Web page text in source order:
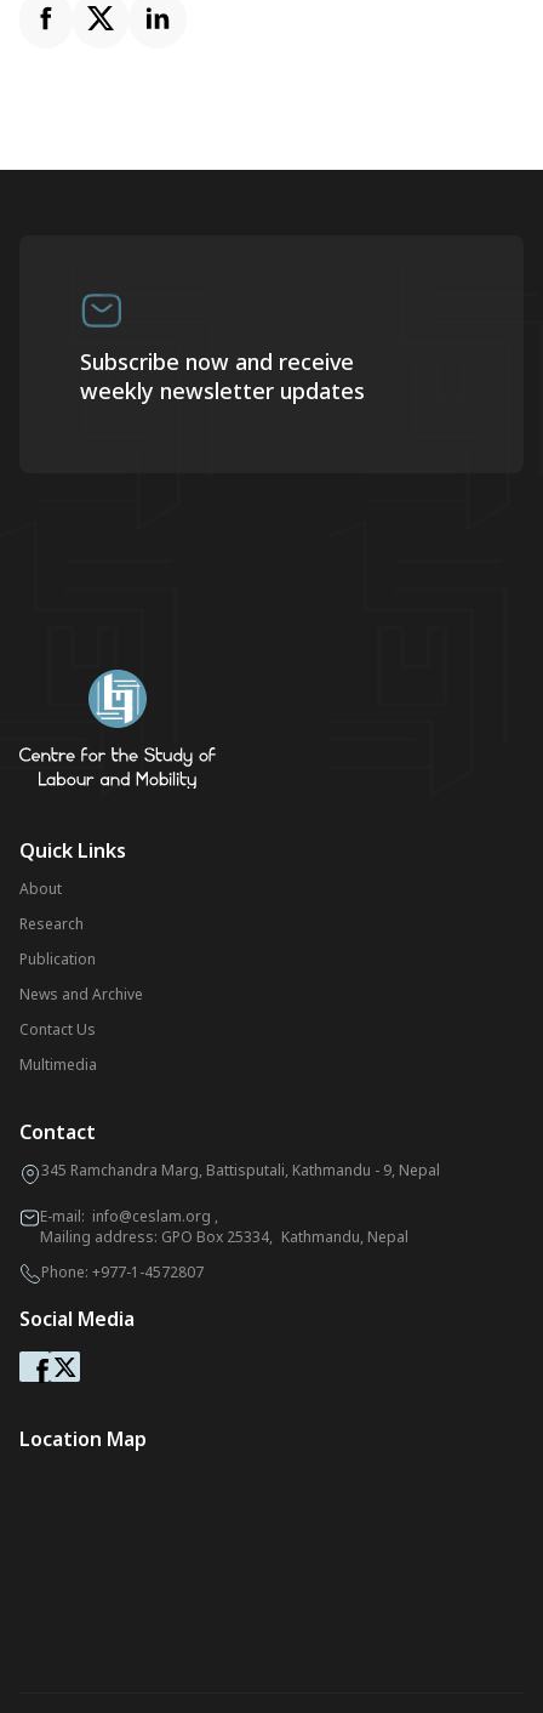
Subscribe now and receive
weekly newsletter updates
Quick Links
About
Research
Publication
News and Archive
Contact Us
Multimedia
Contact
345 Ramchandra Marg, Battisputali, Kathmandu - 9, Nepal
E-mail: info@ceslam.org ,
Mailing address: GPO Box 25334, Kathmandu, Nepal
Phone: +977-1-4572807
Social Media
Location Map